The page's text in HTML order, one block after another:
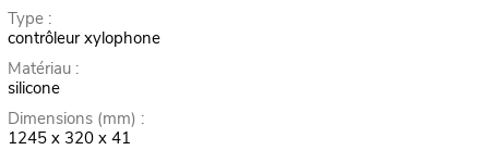
Type :
contrôleur xylophone
Matériau :
silicone
Dimensions (mm) :
1245 x 320 x 41